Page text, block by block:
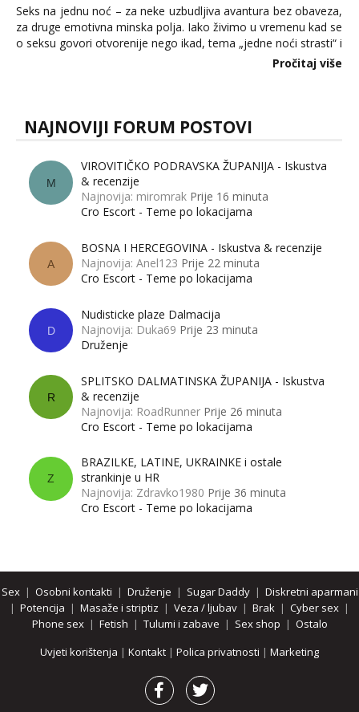
Seks na jednu noć – za neke uzbudljiva avantura bez obaveza,
za druge emotivna minska polja. Iako živimo u vremenu kad se
o seksu govori otvorenije nego ikad, tema „jedne noći strasti“ i
dalje izaziva burne rasprave. Što zapravo misle žene, a što
Pročitaj više
NAJNOVIJI FORUM POSTOVI
M
VIROVITIČKO PODRAVSKA ŽUPANIJA - Iskustva
& recenzije
Najnovija: miromrak Prije 16 minuta
Cro Escort - Teme po lokacijama
A
BOSNA I HERCEGOVINA - Iskustva & recenzije
Najnovija: Anel123 Prije 22 minuta
Cro Escort - Teme po lokacijama
D
Nudisticke plaze Dalmacija
Najnovija: Duka69 Prije 23 minuta
Druženje
R
SPLITSKO DALMATINSKA ŽUPANIJA - Iskustva
& recenzije
Najnovija: RoadRunner Prije 26 minuta
Cro Escort - Teme po lokacijama
Z
BRAZILKE, LATINE, UKRAINKE i ostale
strankinje u HR
Najnovija: Zdravko1980 Prije 36 minuta
Cro Escort - Teme po lokacijama
Sex| Osobni kontakti | Druženje | Sugar Daddy| Diskretni aparmani
| Potencija | Masaže i striptiz | Veza / ljubav | Brak | Cyber sex |
Phone sex| Fetish | Tulumi i zabave | Sex shop | Ostalo
Uvjeti korištenja | Kontakt | Polica privatnosti | Marketing